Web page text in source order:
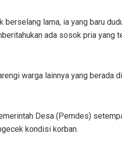
berselang lama, ia yang baru
ada sosok pria yang
warga lainnya yang berada
Desa (Pemdes)
kondisi korban.